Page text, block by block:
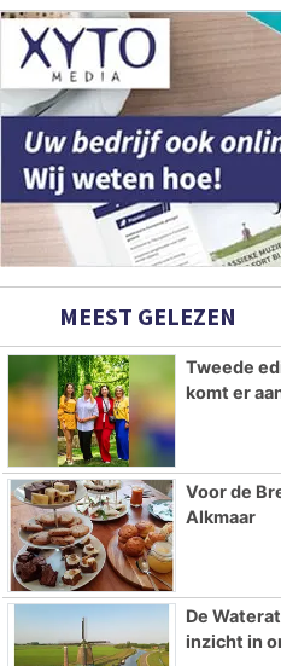
MEEST GELEZEN
Tweede
komt er
Voor de
Alkmaar
De
inzicht in